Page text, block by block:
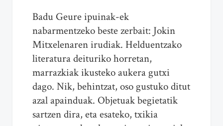
Badu Geure ipuinak-ek
nabarmentzeko beste zerbait: Jokin
Mitxelenaren irudiak. Helduentzako
literatura deituriko horretan,
marrazkiak ikusteko aukera gutxi
dago. Nik, behintzat, oso gustuko ditut
azal apainduak. Objetuak begietatik
sartzen dira, eta esateko, txikia